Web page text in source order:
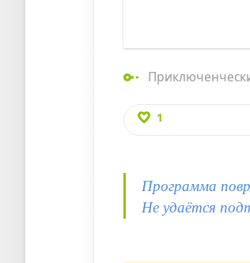
1
Программа
Не удаётся